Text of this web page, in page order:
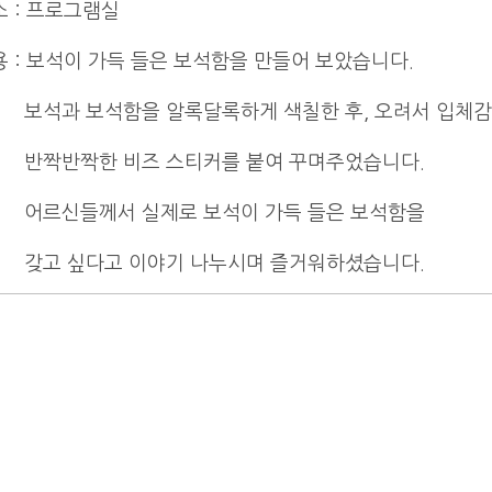
: 프로그램실
: 보석이 가득 들은 보석함을 만들어 보았습니다.
보석함을 알록달록하게 색칠한 후, 오려서 입체감
짝한 비즈 스티커를 붙여 꾸며주었습니다.
들께서 실제로 보석이 가득 들은 보석함을
싶다고 이야기 나누시며 즐거워하셨습니다.